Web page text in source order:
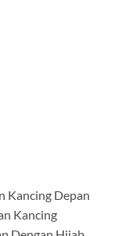
Kancing Depan
Kancing